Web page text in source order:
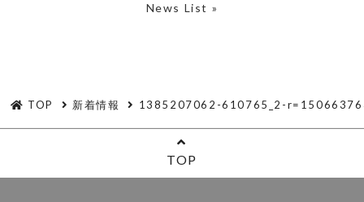
News List »
TOP 新着情報 1385207062-610765_2-
TOP